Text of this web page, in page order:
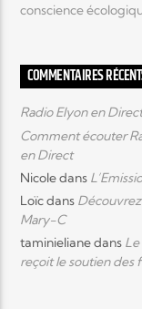
conscience
COMMENTAIRES
Radio Elyon en
Comment écouter
en Direct
Nicoledans
Loïcdans
Mary-C
taminielianedans
reçoit le soutien des